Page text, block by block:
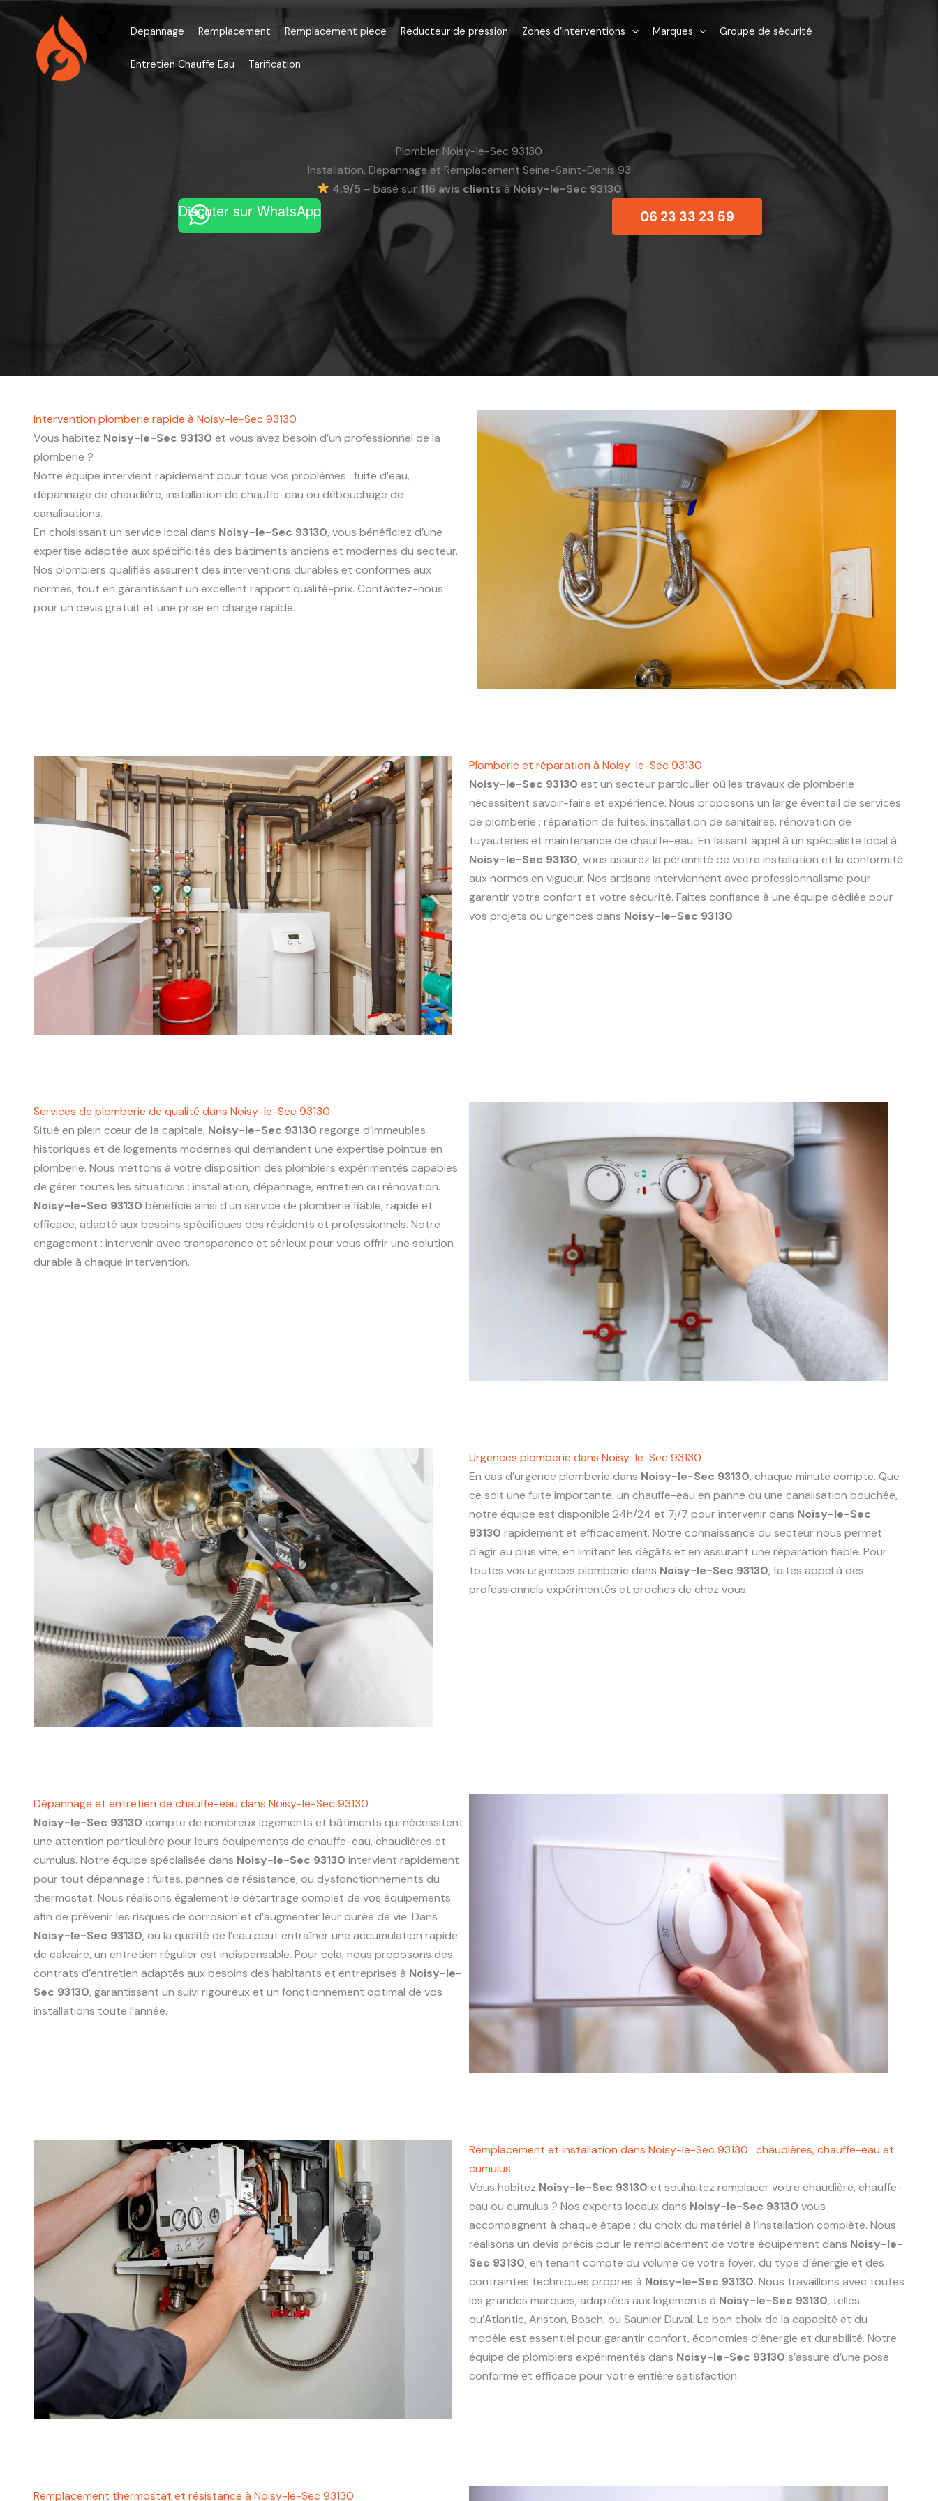
Aller
contenu
Depannage Remplacement Remplacement piece Reducteur de pression Zones d’interventions Marques Groupe de sécurité
Entretien Chauffe Eau Tarification
Plombier Noisy-le-Sec 93130
Installation, Dépannage et Remplacement Seine-Saint-Denis 93
4,9/5 – basé sur 116 avis clientsàNoisy-le-Sec 93130
Discuter sur WhatsApp 06 23 33 23 59
Intervention plomberie rapide à Noisy-le-Sec 93130
Vous habitez Noisy-le-Sec 93130 et vous avez besoin d’un professionnel de la
plomberie ?
Notre équipe intervient rapidement pour tous vos problèmes : fuite d’eau,
dépannage de chaudière, installation de chauffe-eau ou débouchage de
canalisations.
En choisissant un service local dans Noisy-le-Sec 93130, vous bénéficiez d’une
expertise adaptée aux spécificités des bâtiments anciens et modernes du secteur.
Nos plombiers qualifiés assurent des interventions durables et conformes aux
normes, tout en garantissant un excellent rapport qualité-prix. Contactez-nous
pour un devis gratuit et une prise en charge rapide.
Plomberie et réparation à Noisy-le-Sec 93130
Noisy-le-Sec 93130 est un secteur particulier où les travaux de plomberie
nécessitent savoir-faire et expérience. Nous proposons un large éventail de services
de plomberie : réparation de fuites, installation de sanitaires, rénovation de
tuyauteries et maintenance de chauffe-eau. En faisant appel à un spécialiste local à
Noisy-le-Sec 93130, vous assurez la pérennité de votre installation et la conformité
aux normes en vigueur. Nos artisans interviennent avec professionnalisme pour
garantir votre confort et votre sécurité. Faites confiance à une équipe dédiée pour
vos projets ou urgences dans Noisy-le-Sec 93130.
Services de plomberie de qualité dans Noisy-le-Sec 93130
Situé en plein cœur de la capitale, Noisy-le-Sec 93130 regorge d’immeubles
historiques et de logements modernes qui demandent une expertise pointue en
plomberie. Nous mettons à votre disposition des plombiers expérimentés capables
de gérer toutes les situations : installation, dépannage, entretien ou rénovation.
Noisy-le-Sec 93130 bénéficie ainsi d’un service de plomberie fiable, rapide et
efficace, adapté aux besoins spécifiques des résidents et professionnels. Notre
engagement : intervenir avec transparence et sérieux pour vous offrir une solution
durable à chaque intervention.
Urgences plomberie dans Noisy-le-Sec 93130
En cas d’urgence plomberie dans Noisy-le-Sec 93130, chaque minute compte. Que
ce soit une fuite importante, un chauffe-eau en panne ou une canalisation bouchée,
notre équipe est disponible 24h/24 et 7j/7 pour intervenir dans Noisy-le-Sec
93130 rapidement et efficacement. Notre connaissance du secteur nous permet
d’agir au plus vite, en limitant les dégâts et en assurant une réparation fiable. Pour
toutes vos urgences plomberie dans Noisy-le-Sec 93130, faites appel à des
professionnels expérimentés et proches de chez vous.
Dépannage et entretien de chauffe-eau dans Noisy-le-Sec 93130
Noisy-le-Sec 93130 compte de nombreux logements et bâtiments qui nécessitent
une attention particulière pour leurs équipements de chauffe-eau, chaudières et
cumulus. Notre équipe spécialisée dans Noisy-le-Sec 93130 intervient rapidement
pour tout dépannage : fuites, pannes de résistance, ou dysfonctionnements du
thermostat. Nous réalisons également le détartrage complet de vos équipements
afin de prévenir les risques de corrosion et d’augmenter leur durée de vie. Dans
Noisy-le-Sec 93130, où la qualité de l’eau peut entraîner une accumulation rapide
de calcaire, un entretien régulier est indispensable. Pour cela, nous proposons des
contrats d’entretien adaptés aux besoins des habitants et entreprises à Noisy-le-
Sec 93130, garantissant un suivi rigoureux et un fonctionnement optimal de vos
installations toute l’année.
Remplacement et installation dans Noisy-le-Sec 93130 : chaudières, chauffe-eau et
cumulus
Vous habitez Noisy-le-Sec 93130 et souhaitez remplacer votre chaudière, chauffe-
eau ou cumulus ? Nos experts locaux dans Noisy-le-Sec 93130 vous
accompagnent à chaque étape : du choix du matériel à l’installation complète. Nous
réalisons un devis précis pour le remplacement de votre équipement dans Noisy-le-
Sec 93130, en tenant compte du volume de votre foyer, du type d’énergie et des
contraintes techniques propres à Noisy-le-Sec 93130. Nous travaillons avec toutes
les grandes marques, adaptées aux logements à Noisy-le-Sec 93130, telles
qu’Atlantic, Ariston, Bosch, ou Saunier Duval. Le bon choix de la capacité et du
modèle est essentiel pour garantir confort, économies d’énergie et durabilité. Notre
équipe de plombiers expérimentés dans Noisy-le-Sec 93130 s’assure d’une pose
conforme et efficace pour votre entière satisfaction.
Remplacement thermostat et résistance à Noisy-le-Sec 93130